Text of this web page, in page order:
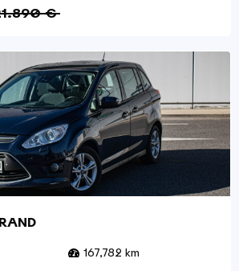
€
167,782 km